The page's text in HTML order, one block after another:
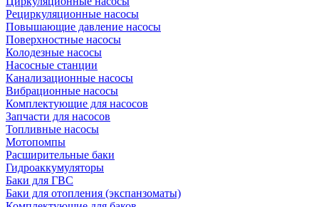
Рециркуляционные насосы
Повышающие давление насосы
Поверхностные насосы
Колодезные насосы
Насосные станции
Канализационные насосы
Вибрационные насосы
Комплектующие для насосов
Запчасти для насосов
Топливные насосы
Мотопомпы
Расширительные баки
Гидроаккумуляторы
Баки для ГВС
Баки для отопления (экспанзоматы)